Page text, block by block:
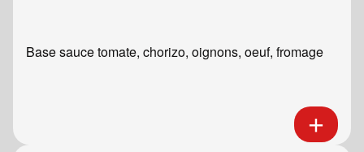
Base sauce tomate, chorizo, oignons, oeuf, fromage